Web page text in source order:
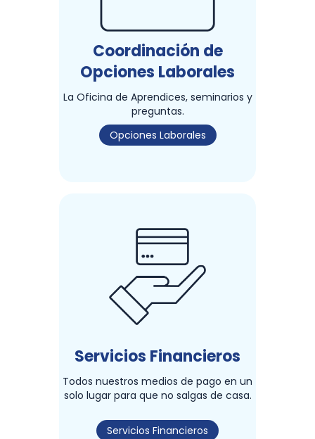
Coordinación de
Opciones Laborales
La Oficina de Aprendices, seminarios y
preguntas.
Opciones Laborales
Servicios Financieros
Todos nuestros medios de pago en un
solo lugar para que no salgas de casa.
Servicios Financieros